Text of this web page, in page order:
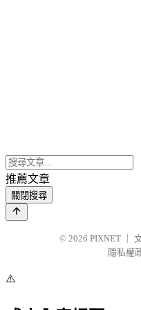
推薦文章
關閉搜尋
© 2026 PIXNET
隱私權
⚠️